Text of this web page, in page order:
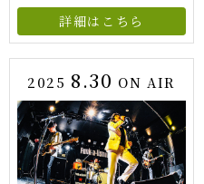
詳細はこちら
2025 8.30 ON AIR